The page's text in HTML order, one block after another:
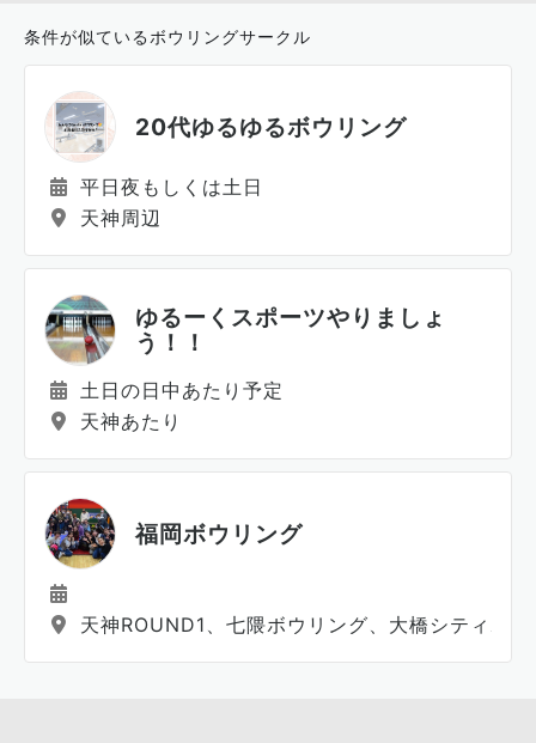
条件が似ているボウリングサークル
20代ゆるゆるボウリング
平日夜もしくは土日
天神周辺
ゆるーくスポーツやりましょ
う！！
土日の日中あたり予定
天神あたり
福岡ボウリング
天神ROUND1、七隈ボウリング、大橋シティボウ